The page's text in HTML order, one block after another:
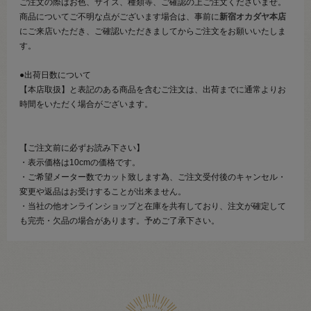
ご注文の際はお色、サイズ、種類等、ご確認の上ご注文くださいませ。
商品についてご不明な点がございます場合は、事前に新宿オカダヤ本店
にご来店いただき、ご確認いただきましてからご注文をお願いいたしま
す。
●出荷日数について
【本店取扱】と表記のある商品を含むご注文は、出荷までに通常よりお
時間をいただく場合がございます。
【ご注文前に必ずお読み下さい】
・表示価格は10cmの価格です。
・ご希望メーター数でカット致します為、ご注文受付後のキャンセル・
変更や返品はお受けすることが出来ません。
・当社の他オンラインショップと在庫を共有しており、注文が確定して
も完売・欠品の場合があります。予めご了承下さい。